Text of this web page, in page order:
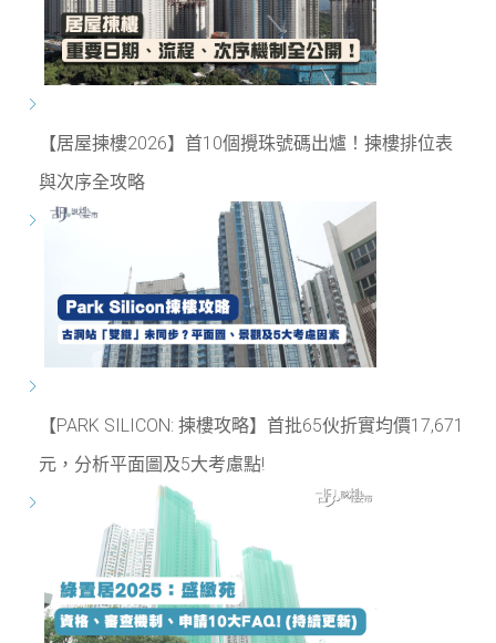
【居屋揀樓2026】首10個攪珠號碼出爐！揀樓排位表
與次序全攻略
【PARK SILICON: 揀樓攻略】首批65伙折實均價17,671
元，分析平面圖及5大考慮點!